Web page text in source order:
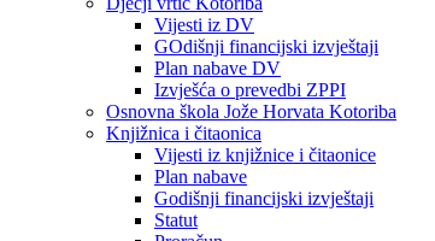
Vijesti iz DV
GOdišnji financijski izvještaji
Plan nabave DV
Izvješća o prevedbi ZPPI
Osnovna škola Jože Horvata Kotoriba
Knjižnica i čitaonica
Vijesti iz knjižnice i čitaonice
Plan nabave
Godišnji financijski izvještaji
Statut